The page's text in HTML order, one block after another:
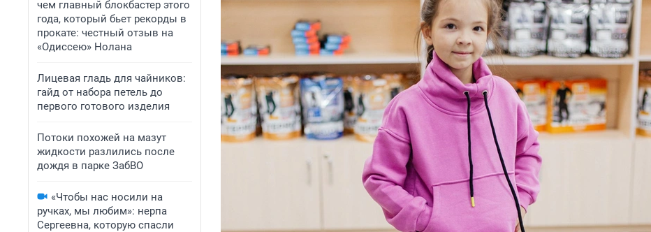
чем главный блокбастер этого
года, который бьет рекорды в
прокате: честный отзыв на
«Одиссею» Нолана
Лицевая гладь для чайников:
гайд от набора петель до
первого готового изделия
Потоки похожей на мазут
жидкости разлились после
дождя в парке ЗабВО
«Чтобы нас носили на
ручках, мы любим»: нерпа
Сергеевна, которую спасли